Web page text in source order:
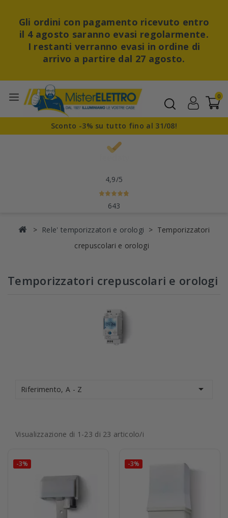
Gli ordini con pagamento ricevuto entro
il 4 agosto saranno evasi regolarmente.
I restanti verranno evasi in ordine di
arrivo a partire dal 27 agosto.
0
Sconto -3% su tutto fino al 31/08!
4,9/5
643
Rele' temporizzatori e orologi
Temporizzatori
crepuscolari e orologi
Temporizzatori crepuscolari e orologi
Riferimento, A - Z 
Visualizzazione di 1-23 di 23 articolo/i
-3% -3%